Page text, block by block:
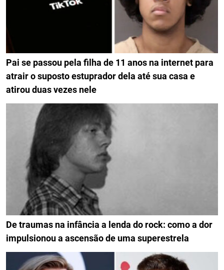
Pai se passou pela filha de 11 anos na internet para
atrair o suposto estuprador dela até sua casa e
atirou duas vezes nele
De traumas na infância a lenda do rock: como a dor
impulsionou a ascensão de uma superestrela